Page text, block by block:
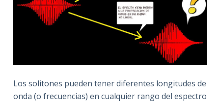
Los solitones pueden tener diferentes longitudes de
onda (o frecuencias) en cualquier rango del espectro